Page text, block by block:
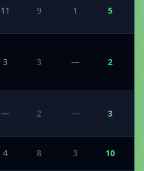
11 9 1 5
3 3 — 2
— 2 — 3
4 8 3 10